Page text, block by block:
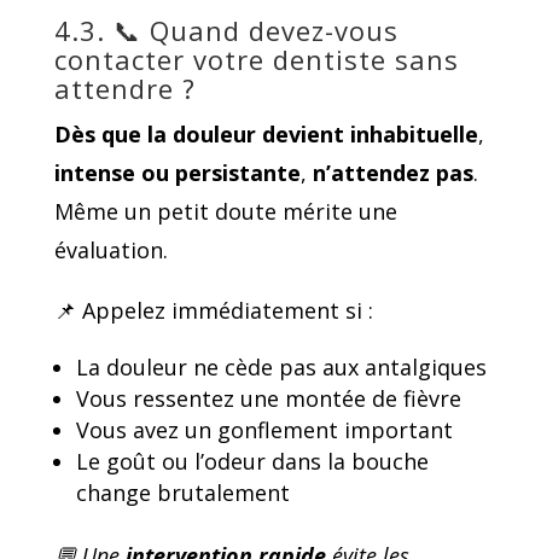
4.3. 📞 Quand devez-vous
contacter votre dentiste sans
attendre ?
Dès que la douleur devient inhabituelle,
intense ou persistante, n’attendez pas.
Même un petit doute mérite une
évaluation.
📌 Appelez immédiatement si :
La douleur ne cède pas aux antalgiques
Vous ressentez une montée de fièvre
Vous avez un gonflement important
Le goût ou l’odeur dans la bouche
change brutalement